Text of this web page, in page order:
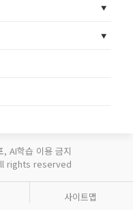
AI학습 이용 금지
rights reserved
사이트맵